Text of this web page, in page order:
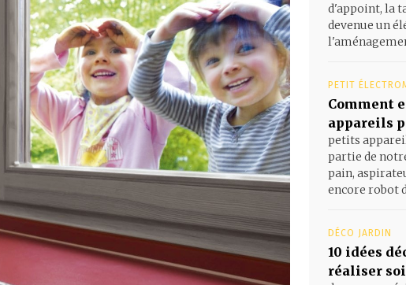
d'appoint, la
devenue un
PETIT
Comment
appareils
petits
partie de
pain,
encore robot
DÉCO JARDIN
10 idées
réaliser